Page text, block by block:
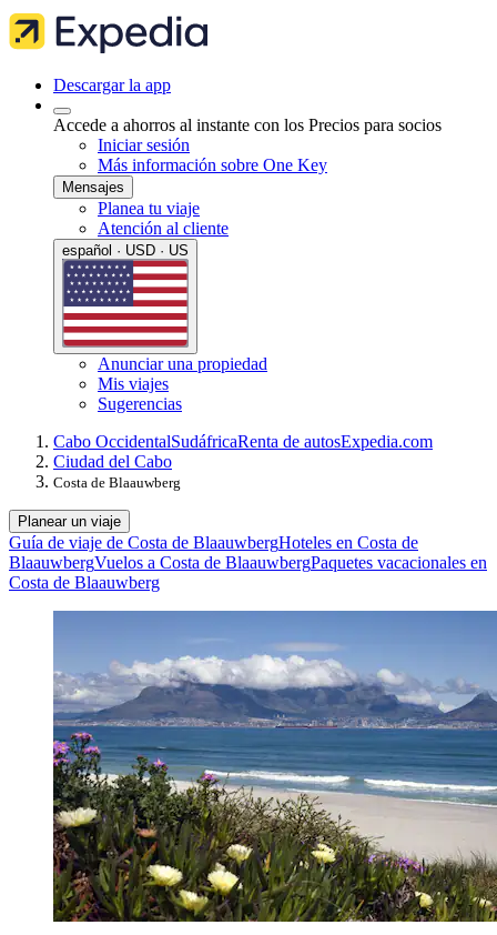
Descargar la app
Accede a ahorros al instante con los Precios para socios
Iniciar sesión
Más información sobre One Key
Mensajes
Planea tu viaje
Atención al cliente
español · USD · US
Anunciar una propiedad
Mis viajes
Sugerencias
Cabo OccidentalSudáfricaRenta de autosExpedia.com
Ciudad del Cabo
Costa de Blaauwberg
Planear un viaje
Guía de viaje de Costa de BlaauwbergHoteles en Costa de
BlaauwbergVuelos a Costa de BlaauwbergPaquetes vacacionales en
Costa de Blaauwberg